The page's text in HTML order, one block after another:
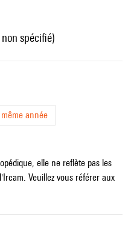
spécifié)
année
elle ne reflète pas les
Veuillez vous référer aux